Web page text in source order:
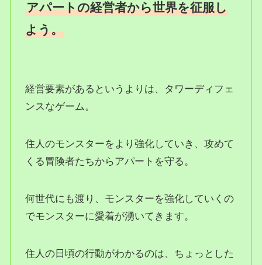
アパートの経営者から世界を征服し
よう。
経営要素があるというよりは、タワーディフェ
ンスなゲーム。
住人のモンスターをより強化していき、攻めて
くる冒険者たちからアパートを守る。
何世代にも渡り、モンスターを強化していくの
でモンスターに愛着が湧いてきます。
住人の日頃の行動がわかるのは、ちょっとした